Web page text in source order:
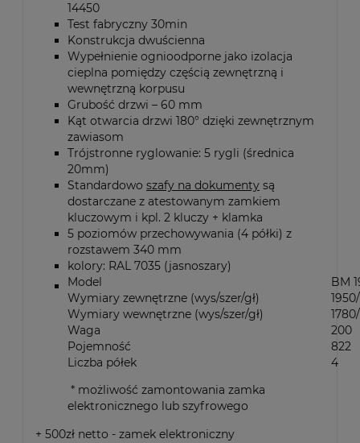
14450
Test fabryczny 30min
Konstrukcja dwuścienna
Wypełnienie ognioodporne jako izolacja
cieplna pomiędzy częścią zewnętrzną i
wewnętrzną korpusu
Grubość drzwi – 60 mm
Kąt otwarcia drzwi 180° dzięki zewnętrznym
zawiasom
Trójstronne ryglowanie: 5 rygli (średnica
20mm)
Standardowo szafy na dokumenty są
dostarczane z atestowanym zamkiem
kluczowym i kpl. 2 kluczy + klamka
5 poziomów przechowywania (4 półki) z
rozstawem 340 mm
kolory: RAL 7035 (jasnoszary)
Model
BM
Wymiary zewnętrzne (wys/szer/gł)
Wymiary wewnętrzne (wys/szer/gł)
Waga
200
Pojemność
Liczba półek
822
4
* możliwość zamontowania zamka
elektronicznego lub szyfrowego
+ 500zł netto - zamek elektroniczny